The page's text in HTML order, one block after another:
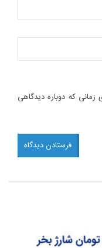
که دوباره دیدگاهی